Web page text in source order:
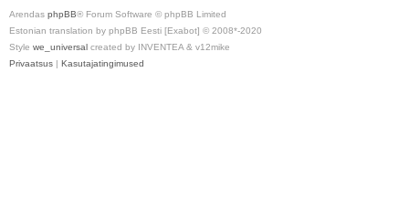
Arendas phpBB® Forum Software © phpBB Limited
Estonian translation by phpBB Eesti [Exabot] © 2008*-2020
Style we_universal created by INVENTEA & v12mike
Privaatsus | Kasutajatingimused